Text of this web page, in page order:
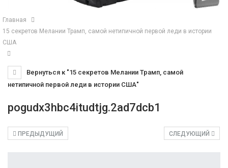
Главная
15 секретов Мелании Трамп, самой нетипичной первой леди в истории
США
Вернуться к "15 секретов Мелании Трамп, самой
нетипичной первой леди в истории США"
pogudx3hbc4itudtjg.2ad7dcb1
СЛЕДУЮЩИЙ
ПРЕДЫДУЩИЙ